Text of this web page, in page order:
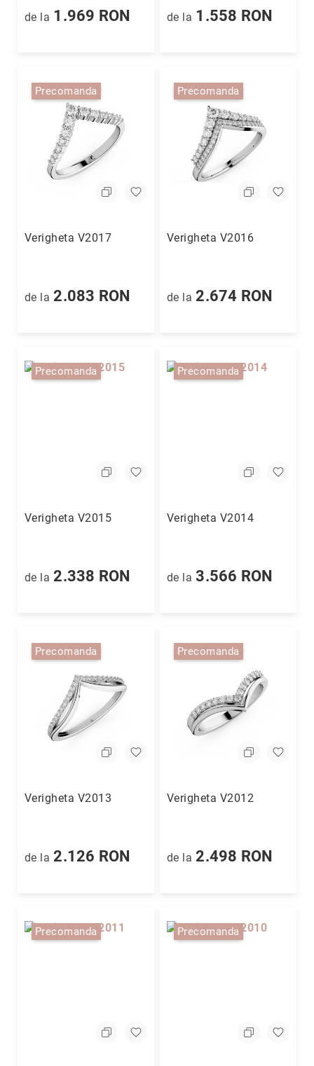
de la 1.969 RON de la 1.558 RON
Precomanda
Verigheta V2017
de la 2.083 RON
Precomanda
Verigheta V2016
de la 2.674 RON
Precomanda
Verigheta V2015
de la 2.338 RON
Precomanda
Verigheta V2014
de la 3.566 RON
Precomanda
Verigheta V2013
de la 2.126 RON
Precomanda
Verigheta V2012
de la 2.498 RON
Precomanda Precomanda